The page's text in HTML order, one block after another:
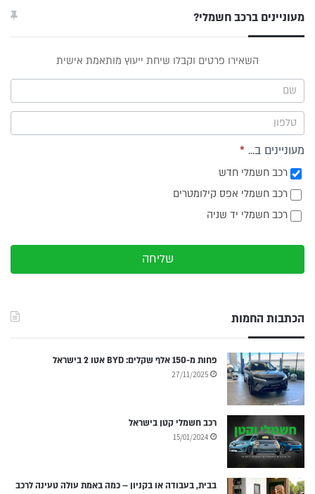
מעוניינים ברכב חשמלי?
תפריט
צד
השאירו פרטים וקבלו שיחת ייעוץ מותאמת אישית
מעוניינים ב... *
רכב חשמלי חדש
רכב חשמלי אפס קילומטרים
רכב חשמלי יד שניה
שליחה
הכתבות החמות
פחות מ-150 אלף שקלים: BYD אטו 2 בישראל
27/11/2025
רכב חשמלי קטן בישראל
15/01/2024
בבית, בעבודה או בקניון – כמה באמת עולה טעינה לרכב